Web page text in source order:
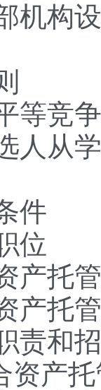
机构
竞争
人从
件
位
托管
托管
和招
产托